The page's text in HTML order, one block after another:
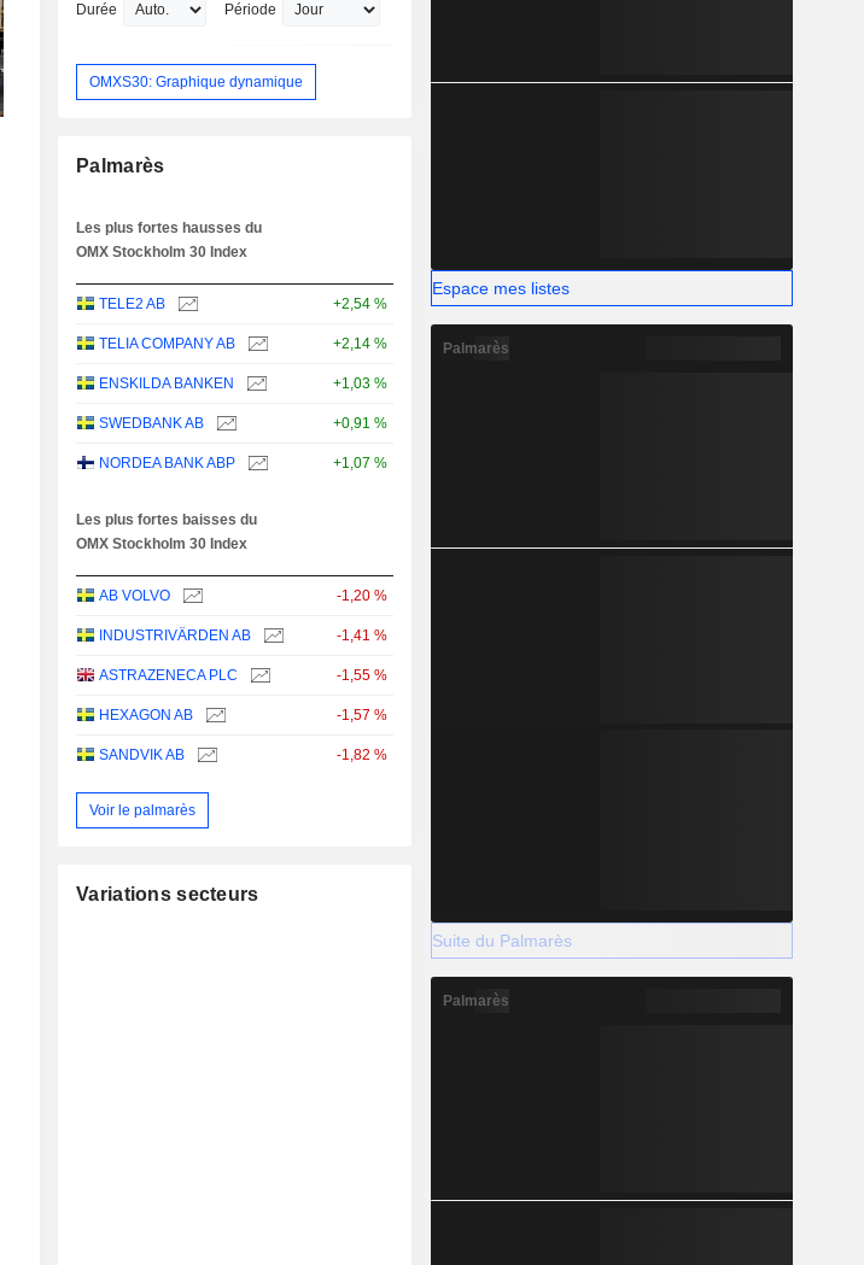
Durée Période
OMXS30: Graphique dynamique
Palmarès
Les plus fortes hausses du
OMX Stockholm 30 Index
TELE2 AB +2,54 %
TELIA COMPANY AB +2,14 %
ENSKILDA BANKEN +1,03 %
SWEDBANK AB +0,91 %
NORDEA BANK ABP +1,07 %
Les plus fortes baisses du
OMX Stockholm 30 Index
AB VOLVO -1,20 %
INDUSTRIVÄRDEN AB -1,41 %
ASTRAZENECA PLC -1,55 %
HEXAGON AB -1,57 %
SANDVIK AB -1,82 %
Voir le palmarès
Variations secteurs
Espace mes listes
Palmarès
Suite du Palmarès
Palmarès